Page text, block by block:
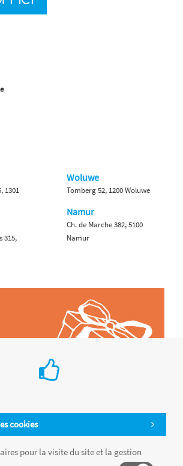
cookies
pour la visite du site et la gestion
1301
315,
Woluwe
Tomberg 52, 1200 Woluwe
Namur
Ch. de Marche 382, 5100
Namur